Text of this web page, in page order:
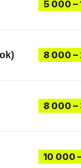
5 000 –
8 000
8 000
10 000